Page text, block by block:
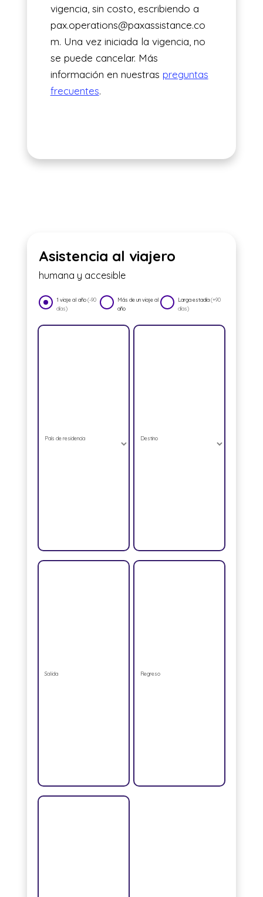
vigencia, sin costo, escribiendo a
pax.operations@paxassistance.co
m. Una vez iniciada la vigencia, no
se puede cancelar. Más
información en nuestras preguntas
frecuentes.
Asistencia al viajero
humana y accesible
1 viaje al año(-90
días)
Más de un viaje al
año
Larga estadía(+90
días)
País de residencia
Salida
Destino
Regreso